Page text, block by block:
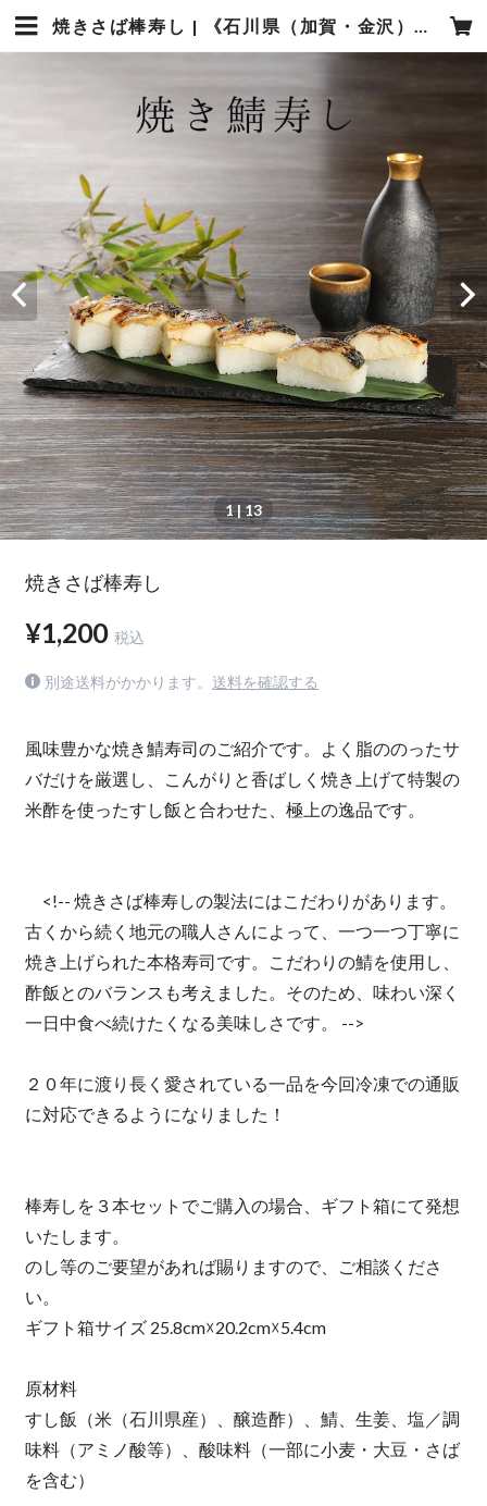
焼きさば棒寿し | 《石川県（加賀・金沢）の老舗弁当》高野商店
1| 13
焼きさば棒寿し
¥1,200 税込
別途送料がかかります。 送料を確認する
風味豊かな焼き鯖寿司のご紹介です。よく脂ののったサ
バだけを厳選し、こんがりと香ばしく焼き上げて特製の
米酢を使ったすし飯と合わせた、極上の逸品です。
<!-- 焼きさば棒寿しの製法にはこだわりがあります。
古くから続く地元の職人さんによって、一つ一つ丁寧に
焼き上げられた本格寿司です。こだわりの鯖を使用し、
酢飯とのバランスも考えました。そのため、味わい深く
一日中食べ続けたくなる美味しさです。 -->
２０年に渡り長く愛されている一品を今回冷凍での通販
に対応できるようになりました！
棒寿しを３本セットでご購入の場合、ギフト箱にて発想
いたします。
のし等のご要望があれば賜りますので、ご相談くださ
い。
ギフト箱サイズ 25.8cm☓20.2cm☓5.4cm
原材料
すし飯（米（石川県産）、醸造酢）、鯖、生姜、塩／調
味料（アミノ酸等）、酸味料（一部に小麦・大豆・さば
を含む）